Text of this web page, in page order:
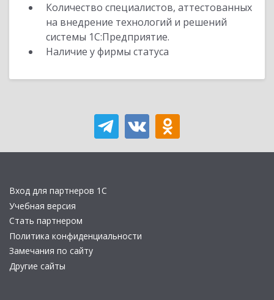
Количество специалистов, аттестованных
на внедрение технологий и решений
системы 1С:Предприятие.
Наличие у фирмы статуса
Вход для партнеров 1С
Учебная версия
Стать партнером
Политика конфиденциальности
Замечания по сайту
Другие сайты